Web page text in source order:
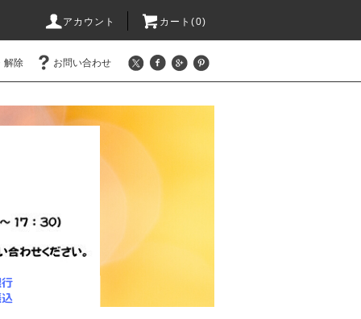
アカウント カート(0)
解除 お問い合わせ